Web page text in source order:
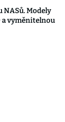
NASů. Modely
a vyměnitelnou